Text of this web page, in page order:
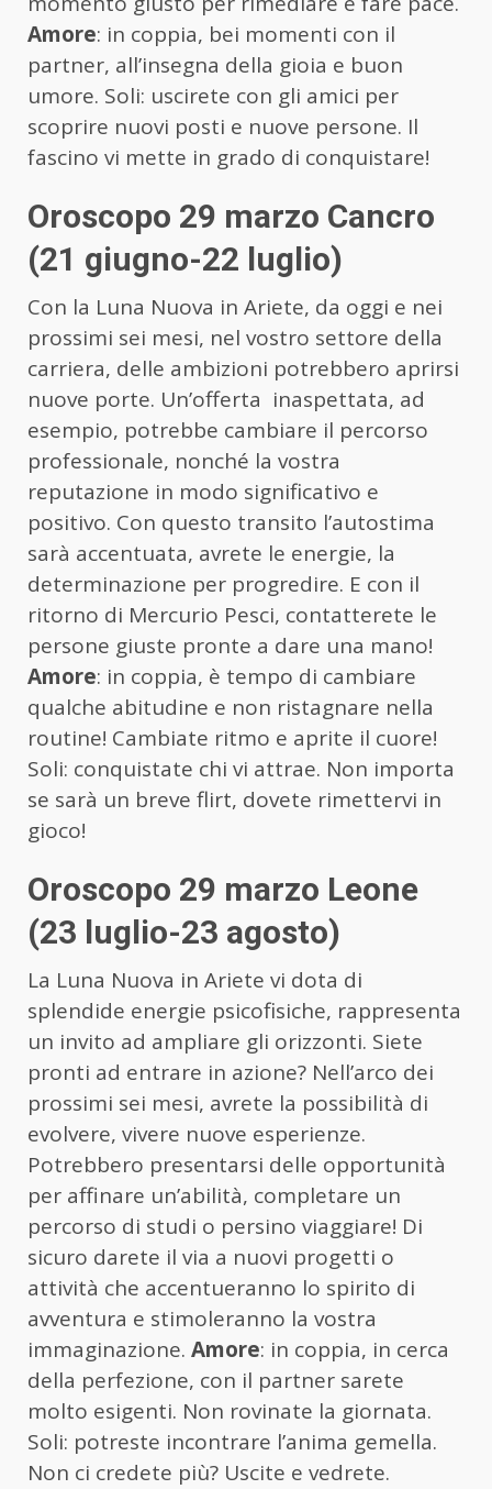
Amore: in coppia, bei momenti con il
partner, all’insegna della gioia e buon
umore. Soli: uscirete con gli amici per
scoprire nuovi posti e nuove persone. Il
fascino vi mette in grado di conquistare!
Oroscopo 29 marzo Cancro
(21 giugno-22 luglio)
Con la Luna Nuova in Ariete, da oggi e nei
prossimi sei mesi, nel vostro settore della
carriera, delle ambizioni potrebbero aprirsi
nuove porte. Un’offerta inaspettata, ad
esempio, potrebbe cambiare il percorso
professionale, nonché la vostra
reputazione in modo significativo e
positivo. Con questo transito l’autostima
sarà accentuata, avrete le energie, la
determinazione per progredire. E con il
ritorno di Mercurio Pesci, contatterete le
persone giuste pronte a dare una mano!
Amore: in coppia, è tempo di cambiare
qualche abitudine e non ristagnare nella
routine! Cambiate ritmo e aprite il cuore!
Soli: conquistate chi vi attrae. Non importa
se sarà un breve flirt, dovete rimettervi in
gioco!
Oroscopo 29 marzo Leone
(23 luglio-23 agosto)
La Luna Nuova in Ariete vi dota di
splendide energie psicofisiche, rappresenta
un invito ad ampliare gli orizzonti. Siete
pronti ad entrare in azione? Nell’arco dei
prossimi sei mesi, avrete la possibilità di
evolvere, vivere nuove esperienze.
Potrebbero presentarsi delle opportunità
per affinare un’abilità, completare un
percorso di studi o persino viaggiare! Di
sicuro darete il via a nuovi progetti o
attività che accentueranno lo spirito di
avventura e stimoleranno la vostra
immaginazione. Amore: in coppia, in cerca
della perfezione, con il partner sarete
molto esigenti. Non rovinate la giornata.
Soli: potreste incontrare l’anima gemella.
Non ci credete più? Uscite e vedrete.